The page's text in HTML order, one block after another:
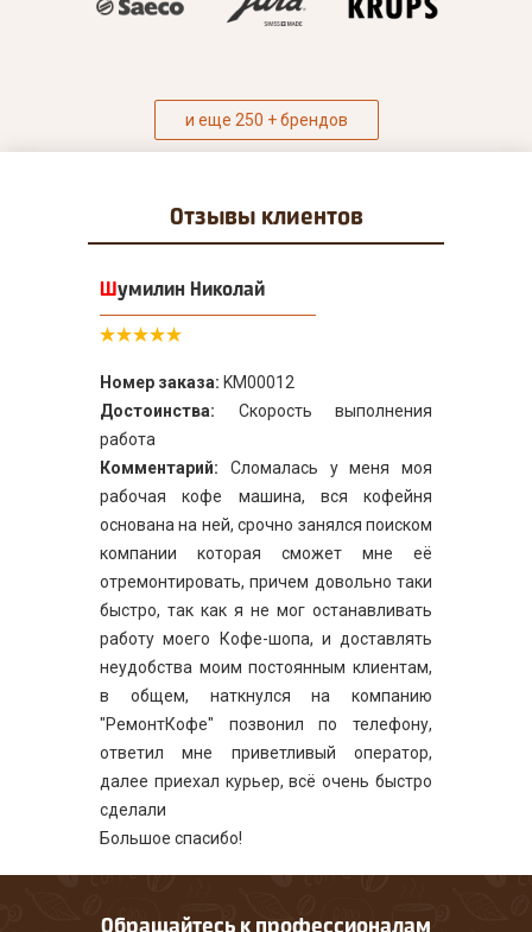
и еще 250 + брендов
Отзывы клиентов
Шумилин Николай
Номер заказа: KM00012
Достоинства: Скорость выполнения
работа
Комментарий: Сломалась у меня моя
рабочая кофе машина, вся кофейня
основана на ней, срочно занялся поиском
компании которая сможет мне её
отремонтировать, причем довольно таки
быстро, так как я не мог останавливать
работу моего Кофе-шопа, и доставлять
неудобства моим постоянным клиентам,
в общем, наткнулся на компанию
"РемонтКофе" позвонил по телефону,
ответил мне приветливый оператор,
далее приехал курьер, всё очень быстро
сделали
Большое спасибо!
Обращайтесь к профессионалам